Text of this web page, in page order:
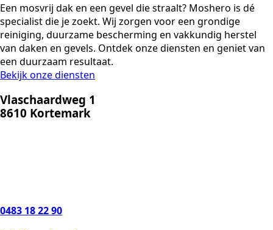
Een mosvrij dak en een gevel die straalt? Moshero is dé
specialist die je zoekt. Wij zorgen voor een grondige
reiniging, duurzame bescherming en vakkundig herstel
van daken en gevels. Ontdek onze diensten en geniet van
een duurzaam resultaat.
Bekijk onze diensten
Vlaschaardweg 1
8610 Kortemark
0483 18 22 90